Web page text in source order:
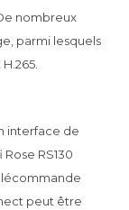
nombreux
parmi lesquels
interface de
RS130
peut être